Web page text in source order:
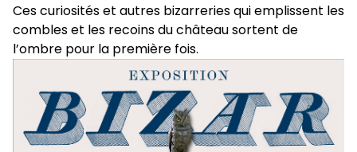
Ces curiosités et autres bizarreries qui emplissent les
combles et les recoins du château sortent de
l’ombre pour la première fois.